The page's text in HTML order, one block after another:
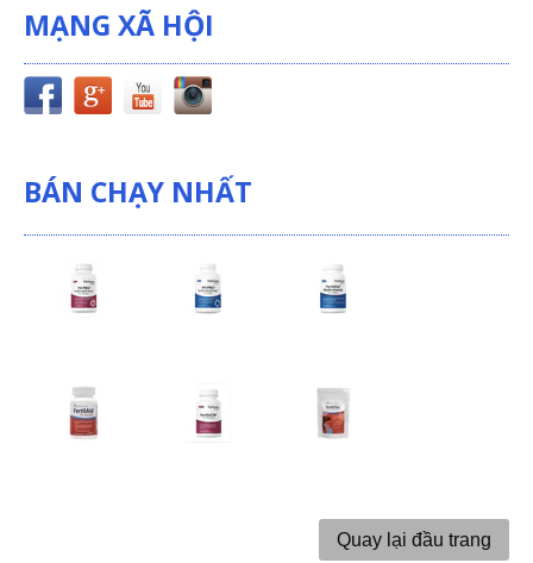
MẠNG XÃ HỘI
BÁN CHẠY NHẤT
Quay lại đầu trang